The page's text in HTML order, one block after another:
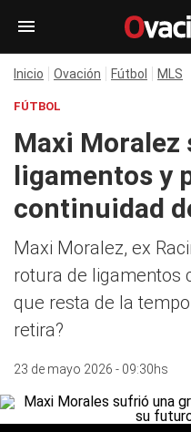
Inicio Ovación Fútbol MLS
FÚTBOL
Maxi Moralez
ligamentos y
continuidad
Maxi Moralez, ex
rotura de ligamentos
que resta de la
retira?
23 de mayo 2026 - 09:30hs